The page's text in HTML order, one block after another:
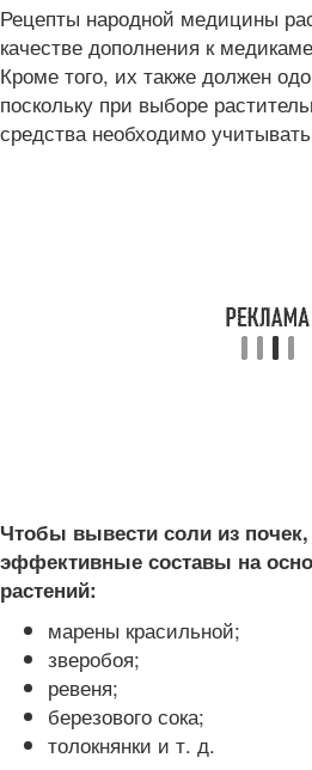
Рецепты народной медицины
качестве дополнения к
Кроме того, их также должен
поскольку при выборе
средства необходимо
Чтобы вывести соли из
эффективные составы на
растений:
марены красильной;
зверобоя;
ревеня;
березового сока;
толокнянки и т. д.